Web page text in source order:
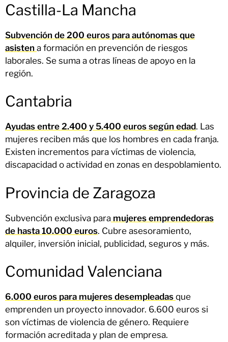
Castilla-La Mancha
Subvención de 200 euros para autónomas que
asisten a formación en prevención de riesgos
laborales. Se suma a otras líneas de apoyo en la
región.
Cantabria
Ayudas entre 2.400 y 5.400 euros según edad. Las
mujeres reciben más que los hombres en cada franja.
Existen incrementos para víctimas de violencia,
discapacidad o actividad en zonas en despoblamiento.
Provincia de Zaragoza
Subvención exclusiva para mujeres emprendedoras
de hasta 10.000 euros. Cubre asesoramiento,
alquiler, inversión inicial, publicidad, seguros y más.
Comunidad Valenciana
6.000 euros para mujeres desempleadas que
emprenden un proyecto innovador. 6.600 euros si
son víctimas de violencia de género. Requiere
formación acreditada y plan de empresa.